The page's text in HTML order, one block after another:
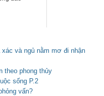
và ngủ nằm mơ đi nhận
theo phong thủy
sống P.2
vấn?